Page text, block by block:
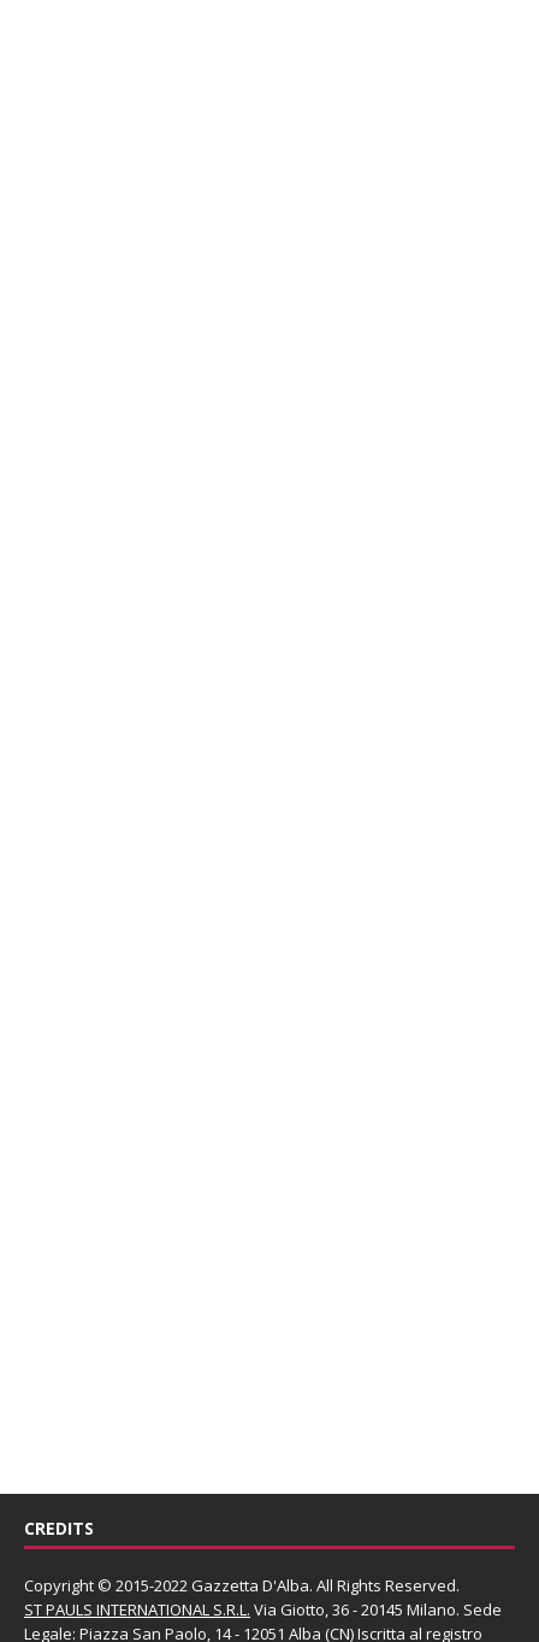
CREDITS
Copyright © 2015-2022 Gazzetta D'Alba. All Rights Reserved.
ST PAULS INTERNATIONAL S.R.L. Via Giotto, 36 - 20145 Milano. Sede
Legale: Piazza San Paolo, 14 - 12051 Alba (CN) Iscritta al registro